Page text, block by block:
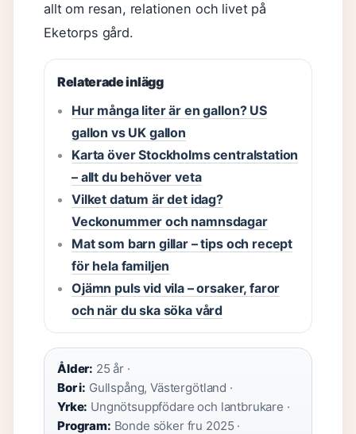
allt om resan, relationen och livet på
Eketorps gård.
Relaterade inlägg
Hur många liter är en gallon? US
gallon vs UK gallon
Karta över Stockholms centralstation
– allt du behöver veta
Vilket datum är det idag?
Veckonummer och namnsdagar
Mat som barn gillar – tips och recept
för hela familjen
Ojämn puls vid vila – orsaker, faror
och när du ska söka vård
Ålder: 25 år ·
Bor i: Gullspång, Västergötland ·
Yrke: Ungnötsuppfödare och lantbrukare ·
Program: Bonde söker fru 2025 ·